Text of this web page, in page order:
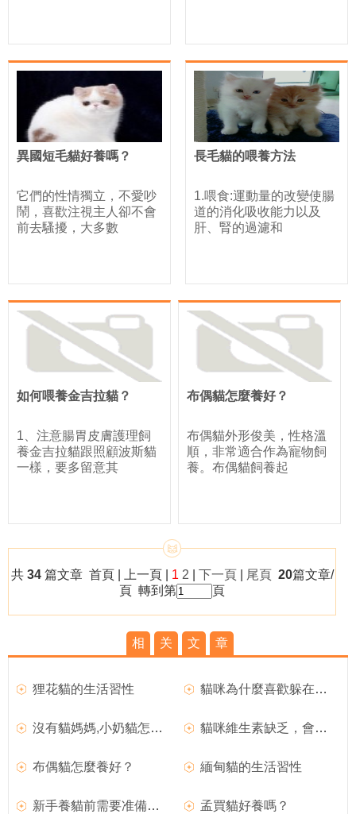
異國短毛貓好養嗎？
它們的性情獨立，不愛吵
鬧，喜歡注視主人卻不會
前去騷擾，大多數
長毛貓的喂養方法
1.喂食:運動量的改變使腸
道的消化吸收能力以及
肝、腎的過濾和
如何喂養金吉拉貓？
1、注意腸胃皮膚護理飼
養金吉拉貓跟照顧波斯貓
一樣，要多留意其
布偶貓怎麼養好？
布偶貓外形俊美，性格溫
順，非常適合作為寵物飼
養。布偶貓飼養起
共 34篇文章 首頁 | 上一頁 | 1 2 下一頁| 尾頁 20篇文章/
頁 轉到第
頁
相 关 文 章
狸花貓的生活習性 貓咪為什麼喜歡躲在箱子裡
沒有貓媽媽,小奶貓怎麼才能活下來? 貓咪維生素缺乏，會導致什麼樣的後果？
布偶貓怎麼養好？ 緬甸貓的生活習性
新手養貓前需要准備些什麼呢 孟買貓好養嗎？